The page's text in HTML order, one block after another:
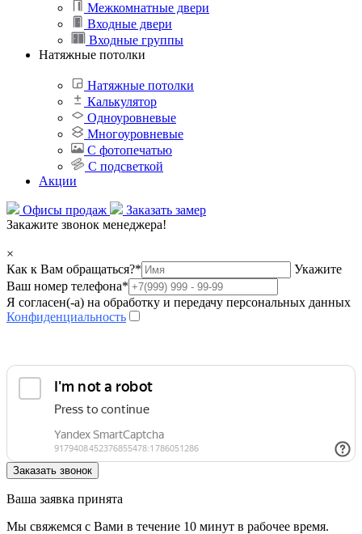
Межкомнатные двери
Входные двери
Входные группы
Натяжные потолки
Натяжные потолки
Калькулятор
Одноуровневые
Многоуровневые
С фотопечатью
С подсветкой
Акции
Офисы продаж
Заказать замер
Закажите звонок менеджера!
×
Как к Вам обращаться?*
Укажите
Ваш номер телефона*
Я согласен(-а) на обработку и передачу персональных данных
Конфиденциальность
Ваша заявка принята
Мы свяжемся с Вами в течение 10 минут в рабочее время.